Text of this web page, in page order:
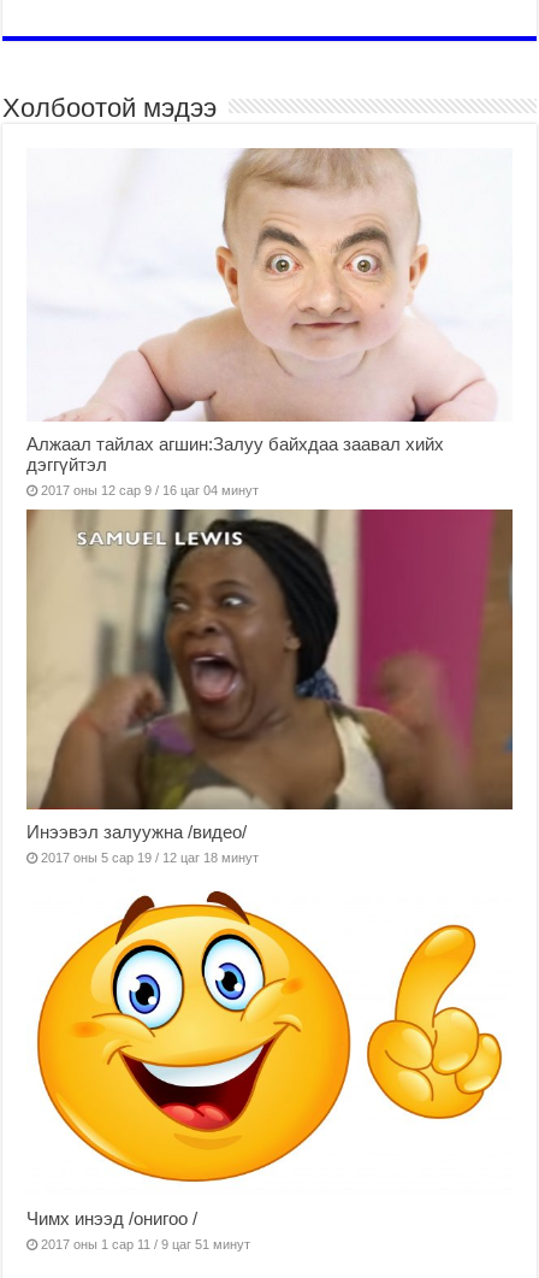
Холбоотой мэдээ
Алжаал тайлах агшин:Залуу байхдаа заавал хийх
дэггүйтэл
2017 оны 12 сар 9 / 16 цаг 04 минут
Инээвэл залуужна /видео/
2017 оны 5 сар 19 / 12 цаг 18 минут
Чимх инээд /онигоо /
2017 оны 1 сар 11 / 9 цаг 51 минут